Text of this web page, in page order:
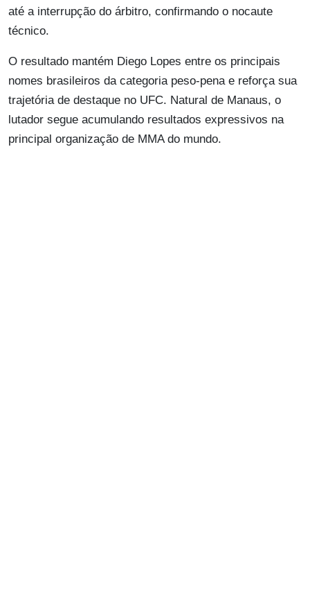
até a interrupção do árbitro, confirmando o nocaute
técnico.
O resultado mantém Diego Lopes entre os principais
nomes brasileiros da categoria peso-pena e reforça sua
trajetória de destaque no UFC. Natural de Manaus, o
lutador segue acumulando resultados expressivos na
principal organização de MMA do mundo.